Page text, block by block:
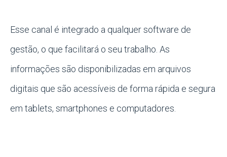
Esse canal é integrado a qualquer software de
gestão, o que facilitará o seu trabalho. As
informações são disponibilizadas em arquivos
digitais que são acessíveis de forma rápida e segura
em tablets, smartphones e computadores.